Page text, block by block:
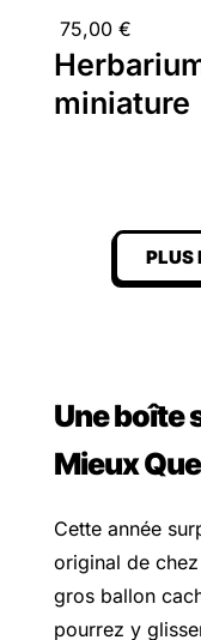
75,00 €
miniature
PLUS
Une boîte
Mieux
Cette année
original de chez
gros ballon
pourrez y